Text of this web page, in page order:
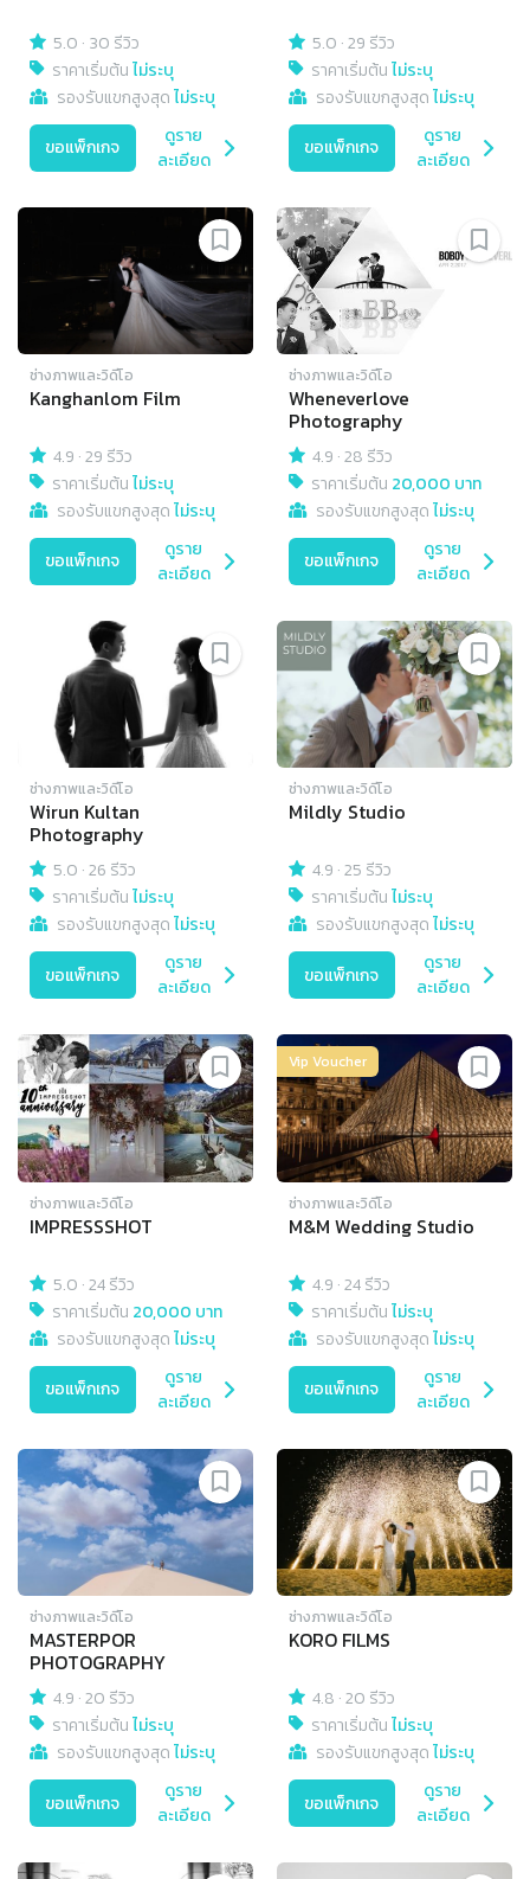
5.0 · 30 รีวิว
ราคาเริ่มต้นไม่ระบุ
รองรับแขกสูงสุดไม่ระบุ
ขอแพ็กเกจ
ดูราย
ละเอียด
5.0 ·29 รีวิว
ราคาเริ่มต้นไม่ระบุ
รองรับแขกสูงสุดไม่ระบุ
ขอแพ็กเกจ
ดูราย
ละเอียด
ช่างภาพและวิดีโอ
Kanghanlom Film
4.9 ·29 รีวิว
ราคาเริ่มต้นไม่ระบุ
รองรับแขกสูงสุดไม่ระบุ
ขอแพ็กเกจ
ดูราย
ละเอียด
ช่างภาพและวิดีโอ
Wheneverlove
Photography
4.9 ·28 รีวิว
ราคาเริ่มต้น 20,000 บาท
รองรับแขกสูงสุดไม่ระบุ
ขอแพ็กเกจ
ดูราย
ละเอียด
ช่างภาพและวิดีโอ
Wirun Kultan
Photography
5.0 ·26 รีวิว
ราคาเริ่มต้นไม่ระบุ
รองรับแขกสูงสุดไม่ระบุ
ขอแพ็กเกจ
ดูราย
ละเอียด
ช่างภาพและวิดีโอ
Mildly Studio
4.9 ·25 รีวิว
ราคาเริ่มต้นไม่ระบุ
รองรับแขกสูงสุดไม่ระบุ
ขอแพ็กเกจ
ดูราย
ละเอียด
ช่างภาพและวิดีโอ
IMPRESSSHOT
5.0 ·24 รีวิว
ราคาเริ่มต้น 20,000 บาท
รองรับแขกสูงสุดไม่ระบุ
ขอแพ็กเกจ
ดูราย
ละเอียด
Vip Voucher
ช่างภาพและวิดีโอ
M&M Wedding Studio
4.9 ·24 รีวิว
ราคาเริ่มต้นไม่ระบุ
รองรับแขกสูงสุดไม่ระบุ
ขอแพ็กเกจ
ดูราย
ละเอียด
ช่างภาพและวิดีโอ
MASTERPOR
PHOTOGRAPHY
4.9 ·20 รีวิว
ราคาเริ่มต้นไม่ระบุ
รองรับแขกสูงสุดไม่ระบุ
ขอแพ็กเกจ
ดูราย
ละเอียด
ช่างภาพและวิดีโอ
KORO FILMS
4.8 ·20 รีวิว
ราคาเริ่มต้นไม่ระบุ
รองรับแขกสูงสุดไม่ระบุ
ขอแพ็กเกจ
ดูราย
ละเอียด